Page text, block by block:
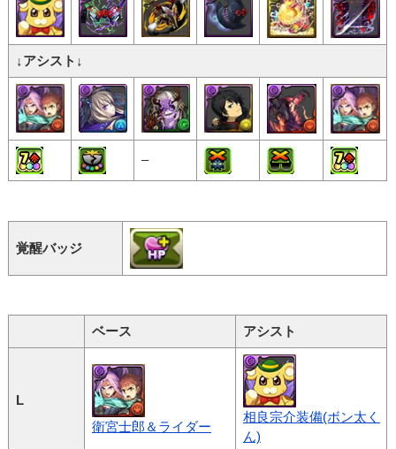
↓アシスト↓
–
覚醒バッジ
ベース アシスト
L
衛宮士郎＆ライダー
相良宗介装備(ボン太く
ん)